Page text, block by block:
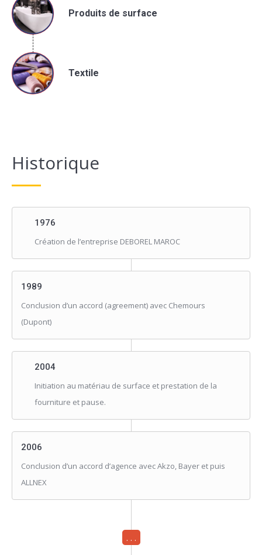
Produits de surface
Textile
Historique
1976
Création de l’entreprise DEBOREL MAROC
1989
Conclusion d’un accord (agreement) avec Chemours
(Dupont)
2004
Initiation au matériau de surface et prestation de la
fourniture et pause.
2006
Conclusion d’un accord d’agence avec Akzo, Bayer et puis
ALLNEX
. . .